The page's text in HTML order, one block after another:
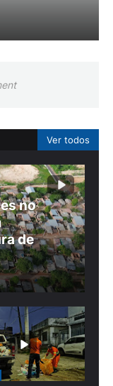
Ver todos
no
de